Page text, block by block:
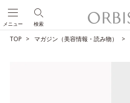
検索
メニュー
TOP マガジン（美容情報・読み物）